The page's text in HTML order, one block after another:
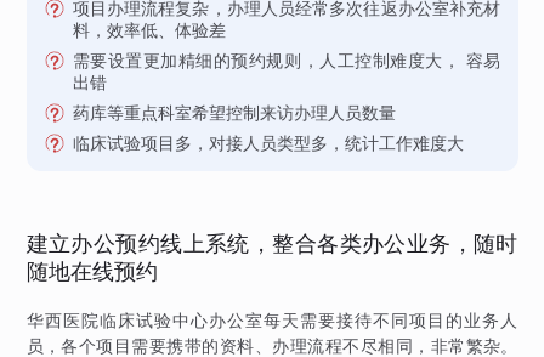
项目办理流程复杂，办理人员经常多次往返办公室补充材
料，效率低、体验差
需要设置更加精细的预约规则，人工控制难度大， 容易
出错
药库等重点科室希望控制来访办理人员数量
临床试验项目多，对接人员类型多，统计工作难度大
建立办公预约线上系统，整合各类办公业务，随时
随地在线预约
华西医院临床试验中心办公室每天需要接待不同项目的业务人
员，各个项目需要携带的资料、办理流程不尽相同，非常繁杂。